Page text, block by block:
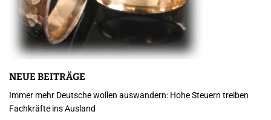
m
m
e
NEUE BEITRÄGE
Immer mehr Deutsche wollen auswandern: Hohe Steuern treiben
Fachkräfte ins Ausland